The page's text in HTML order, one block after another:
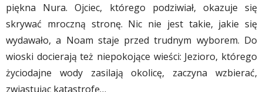
piękna Nura. Ojciec, którego podziwiał, okazuje się
skrywać mroczną stronę. Nic nie jest takie, jakie się
wydawało, a Noam staje przed trudnym wyborem. Do
wioski docierają też niepokojące wieści: Jezioro, którego
życiodajne wody zasilają okolicę, zaczyna wzbierać,
zwiastując katastrofę…